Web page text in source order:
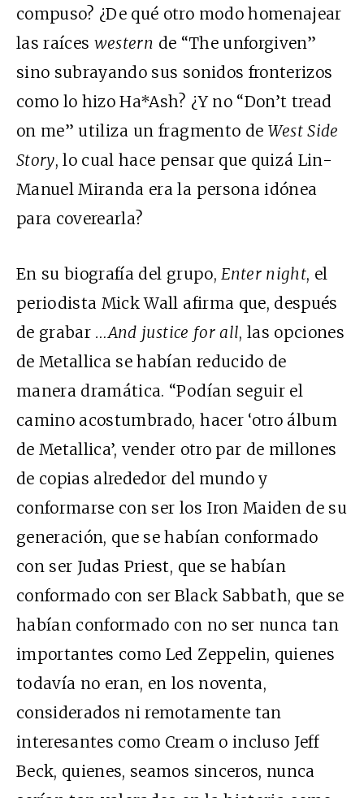
compuso? ¿De qué otro modo homenajear
las raíces western de “The unforgiven”
sino subrayando sus sonidos fronterizos
como lo hizo Ha*Ash? ¿Y no “Don’t tread
on me” utiliza un fragmento de West Side
Story, lo cual hace pensar que quizá Lin-
Manuel Miranda era la persona idónea
para coverearla?
En su biografía del grupo,Enter night, el
periodista Mick Wall afirma que, después
de grabar …And justice for all, las opciones
de Metallica se habían reducido de
manera dramática. “Podían seguir el
camino acostumbrado, hacer ‘otro álbum
de Metallica’, vender otro par de millones
de copias alrededor del mundo y
conformarse con ser los Iron Maiden de su
generación, que se habían conformado
con ser Judas Priest, que se habían
conformado con ser Black Sabbath, que se
habían conformado con no ser nunca tan
importantes como Led Zeppelin, quienes
todavía no eran, en los noventa,
considerados ni remotamente tan
interesantes como Cream o incluso Jeff
Beck, quienes, seamos sinceros, nunca